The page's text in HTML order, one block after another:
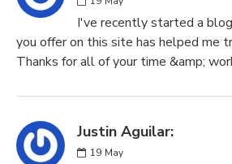
I've recently started a
you offer on this site has helped me
Thanks for all of your time &amp;
Justin Aguilar:
19 May